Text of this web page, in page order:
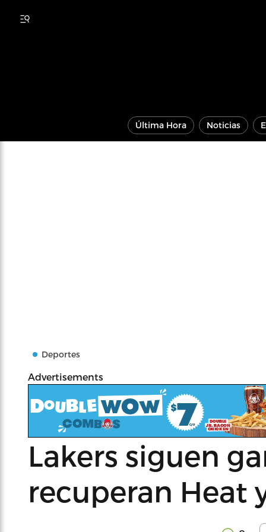
Última Hora Noticias
Deportes
Advertisements
Lakers siguen
recuperan Heat